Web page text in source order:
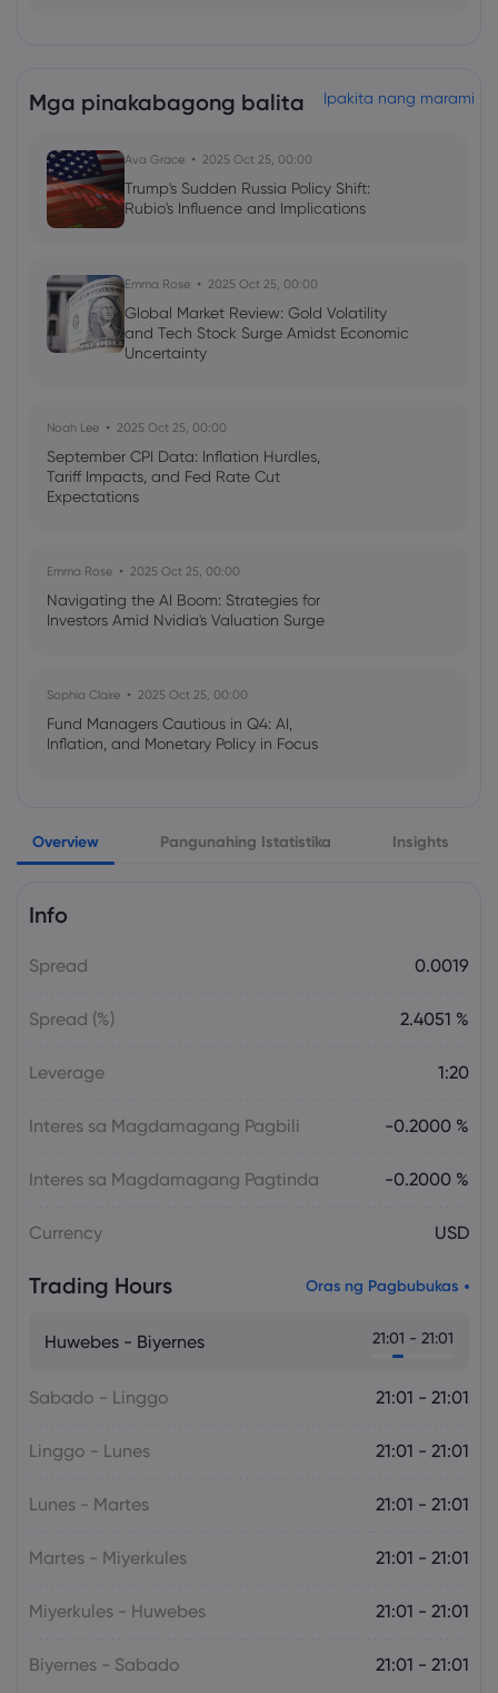
Mga pinakabagong balita Ipakita nang marami
Ava Grace 2025 Oct 25, 00:00
Trump's Sudden Russia Policy Shift:
Rubio's Influence and Implications
Emma Rose 2025 Oct 25, 00:00
Global Market Review: Gold Volatility
and Tech Stock Surge Amidst Economic
Uncertainty
Noah Lee 2025 Oct 25, 00:00
September CPI Data: Inflation Hurdles,
Tariff Impacts, and Fed Rate Cut
Expectations
Emma Rose 2025 Oct 25, 00:00
Navigating the AI Boom: Strategies for
Investors Amid Nvidia's Valuation Surge
Sophia Claire 2025 Oct 25, 00:00
Fund Managers Cautious in Q4: AI,
Inflation, and Monetary Policy in Focus
US Government Shutdown Threatens
October Inflation Data Release
US-EU Relations: Russia Sanctions Unite
Overview Pangunahing Istatistika Insights
Info
Spread 0.0019
Spread (%) 2.4051 %
Leverage 1:20
Interes sa Magdamagang Pagbili -0.2000 %
Interes sa Magdamagang Pagtinda -0.2000 %
Currency USD
Trading Hours Oras ng Pagbubukas
Huwebes - Biyernes 21:01 - 21:01
Sabado - Linggo 21:01 - 21:01
Linggo - Lunes 21:01 - 21:01
Lunes - Martes 21:01 - 21:01
Martes - Miyerkules 21:01 - 21:01
Miyerkules - Huwebes 21:01 - 21:01
Biyernes - Sabado 21:01 - 21:01